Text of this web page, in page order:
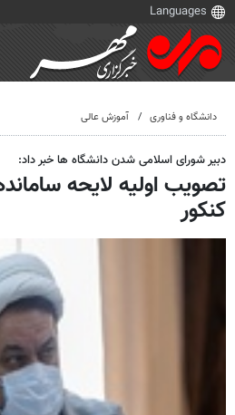
دانشگاه و فناوری آموزش عالی
دبیر شورای اسلامی شدن دانشگاه ها خبر داد:
تصویب اولیه لایحه
کنکور